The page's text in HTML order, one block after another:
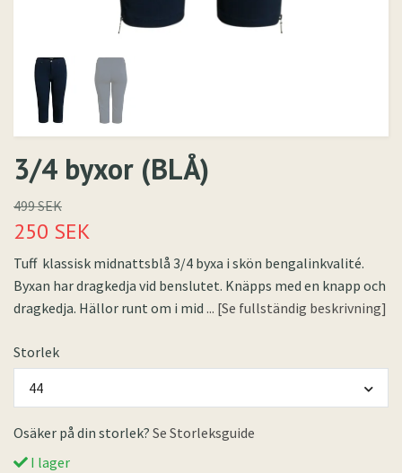
3/4 byxor (BLÅ)
499 SEK
250 SEK
Tuff klassisk midnattsblå 3/4 byxa i skön bengalinkvalité.
Byxan har dragkedja vid benslutet. Knäpps med en knapp och
dragkedja. Hällor runt om i mid ... [Se fullständig beskrivning]
Storlek
44
Osäker på din storlek? Se Storleksguide
I lager